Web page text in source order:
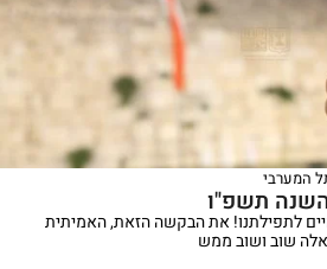
המערבי
תשפ"ו
לתפילתנו! את הבקשה הזאת, האמיתית
שוב ושוב ממש